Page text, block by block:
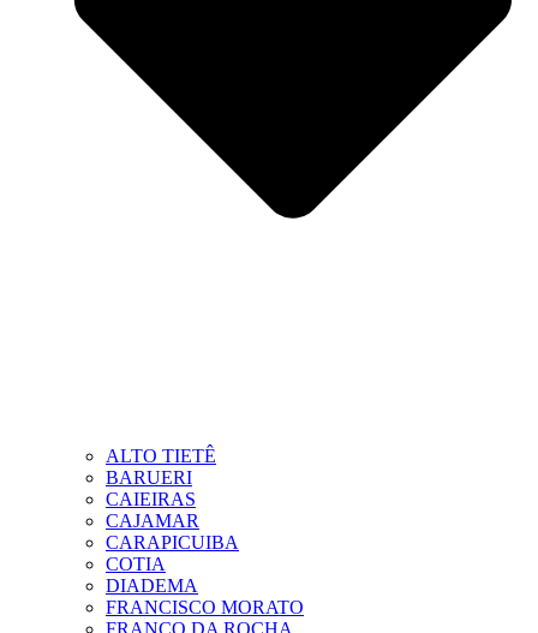
ALTO TIETÊ
BARUERI
CAIEIRAS
CAJAMAR
CARAPICUIBA
COTIA
DIADEMA
FRANCISCO MORATO